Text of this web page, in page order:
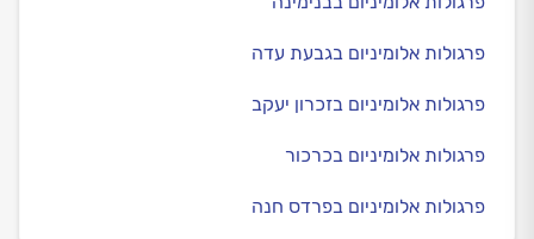
פרגולות אלומיניום בגבעת עדה
פרגולות אלומיניום בזכרון יעקב
פרגולות אלומיניום בכרכור
פרגולות אלומיניום בפרדס חנה